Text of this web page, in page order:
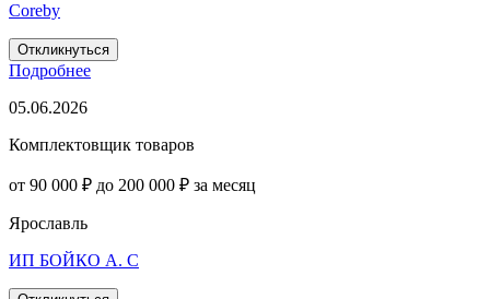
Coreby
Откликнуться
Подробнее
05.06.2026
Комплектовщик товаров
от 90 000 ₽ до 200 000 ₽ за месяц
Ярославль
ИП БОЙКО А. С